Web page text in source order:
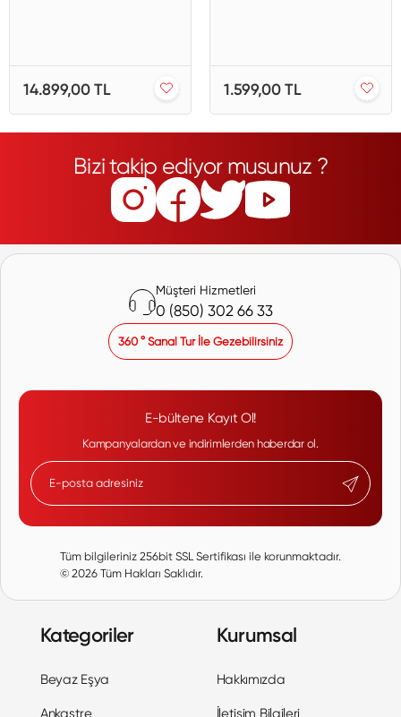
14.899,00 TL 1.599,00 TL
Bizi takip ediyor musunuz ?
Müşteri Hizmetleri
0 (850) 302 66 33
360 ° Sanal Tur İle Gezebilirsiniz
E-bültene Kayıt Ol!
Kampanyalardan ve indirimlerden haberdar ol.
Tüm bilgileriniz 256bit SSL Sertifikası ile korunmaktadır.
© 2026 Tüm Hakları Saklıdır.
Kategoriler
Beyaz Eşya
Ankastre
Kurumsal
Hakkımızda
İletişim Bilgileri